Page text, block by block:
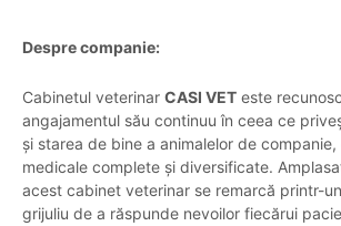
Despre companie:
Cabinetul veterinar CASI VET este
angajamentul său continuu în ceea ce
și starea de bine a animalelor de
medicale complete și diversificate.
acest cabinet veterinar se remarcă printr-
grijuliu de a răspunde nevoilor fiecărui